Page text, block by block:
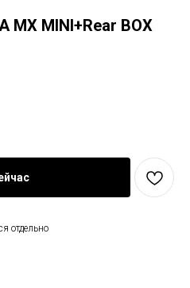
MX MINI+Rear BOX
отдельно